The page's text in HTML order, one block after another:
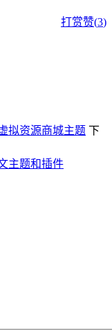
打赏赞(3)
拟资源商城主题 下
主题和插件